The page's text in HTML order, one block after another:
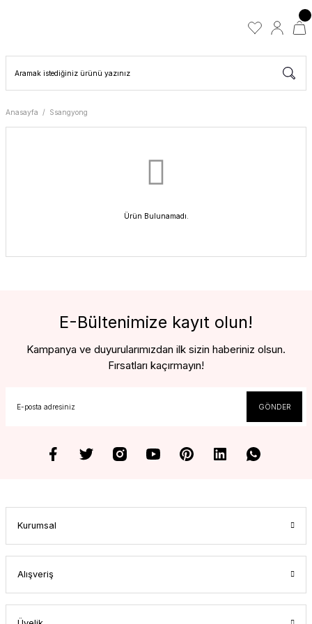
Anasayfa Ssangyong
Ürün Bulunamadı.
E-Bültenimize kayıt olun!
Kampanya ve duyurularımızdan ilk sizin haberiniz olsun.
Fırsatları kaçırmayın!
GÖNDER
Kurumsal
Alışveriş